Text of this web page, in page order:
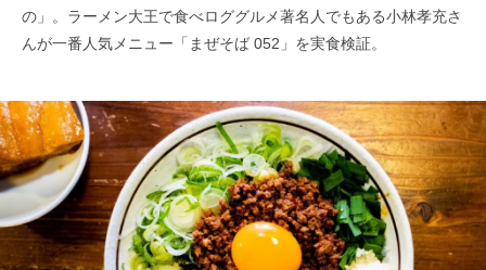
の」。ラーメン大王で食べロググルメ著名人でもある小林孝充さ
んが一番人気メニュー「まぜそば 052」を実食検証。